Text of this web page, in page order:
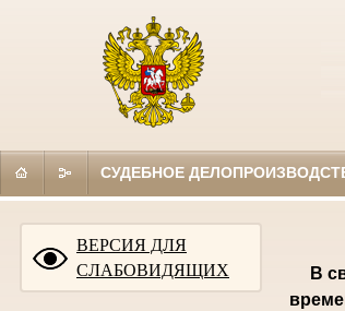
СУДЕБНОЕ
ВЕРСИЯ ДЛЯ
СЛАБОВИДЯЩИХ
В